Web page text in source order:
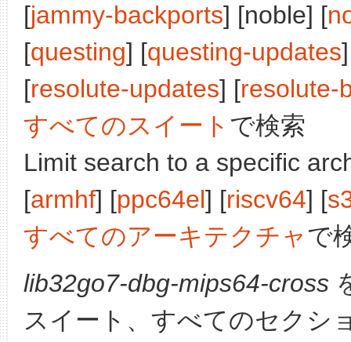
[jammy-backports] [noble] [
[questing] [questing-updates
[resolute-updates] [resolute-
すべてのスイート で検索
Limit search to a specific
[armhf] [ppc64el] [riscv64] [
すべてのアーキテクチャで
lib32go7-dbg-mips64-cross
スイート、すべてのセクシ